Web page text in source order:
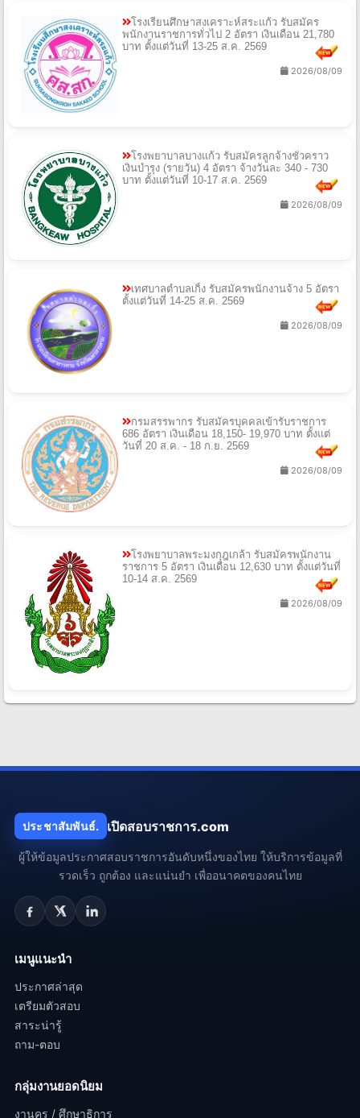
โรงเรียนศึกษาสงเคราะห์สระแก้ว รับสมัคร
พนักงานราชการทั่วไป 2 อัตรา เงินเดือน 21,780
บาท ตั้งแต่วันที่ 13-25 ส.ค. 2569
2026/08/09
โรงพยาบาลบางแก้ว รับสมัครลูกจ้างชั่วคราว
เงินบำรุง (รายวัน) 4 อัตรา จ้างวันละ 340 - 730
บาท ตั้งแต่วันที่ 10-17 ส.ค. 2569
2026/08/09
เทศบาลตำบลเกิ้ง รับสมัครพนักงานจ้าง 5 อัตรา
ตั้งแต่วันที่ 14-25 ส.ค. 2569
2026/08/09
กรมสรรพากร รับสมัครบุคคลเข้ารับราชการ
686 อัตรา เงินเดือน 18,150- 19,970 บาท ตั้งแต่
วันที่ 20 ส.ค. - 18 ก.ย. 2569
2026/08/09
โรงพยาบาลพระมงกุฎเกล้า รับสมัครพนักงาน
ราชการ 5 อัตรา เงินเดือน 12,630 บาท ตั้งแต่วันที่
10-14 ส.ค. 2569
2026/08/09
ประชาสัมพันธ์. เปิดสอบราชการ.com
ผู้ให้ข้อมูลประกาศสอบราชการอันดับหนึ่งของไทย ให้บริการข้อมูลที่
รวดเร็ว ถูกต้อง และแน่นยำ เพื่ออนาคตของคนไทย
เมนูแนะนำ
ประกาศล่าสุด
เตรียมตัวสอบ
สาระน่ารู้
ถาม-ตอบ
กลุ่มงานยอดนิยม
งานครู / ศึกษาธิการ